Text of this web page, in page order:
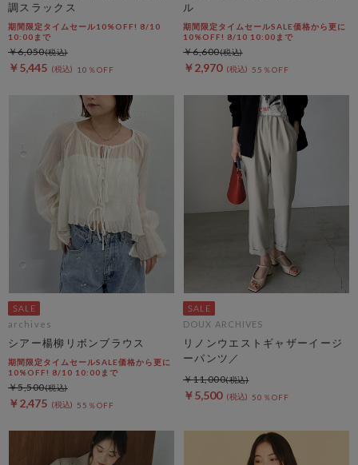
調スラックス
期間限定タイムセール10%OFF! 8/10
10:00まで
￥5,445 10％OFF
￥6,050
ル
期間限定タイムセールSALE価格から更に
10%OFF! 8/10 10:00まで
￥2,970 55％OFF
￥6,600
archives
シアー楊柳リボンブラウス
期間限定タイムセールSALE価格から更に
10%OFF! 8/10 10:00まで
￥2,475 55％OFF
￥5,500
DOUX ARCHIVES
リノンウエストギャザーイージ
ーパンツ／
￥5,500 50％OFF
￥11,000